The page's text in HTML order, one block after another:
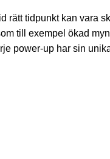
rätt tidpunkt kan vara
till exempel ökad
power-up har sin